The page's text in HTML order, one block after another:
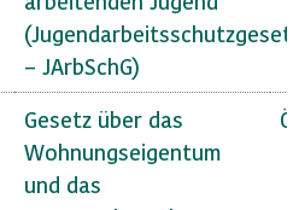
– JArbSchG)
Gesetz über das
Wohnungseigentum
und das